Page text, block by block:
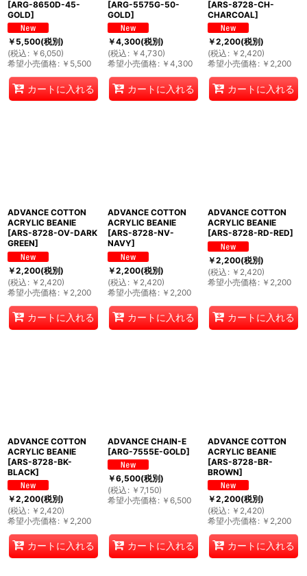
[ARG-8650D-45-
GOLD]
￥5,500(税別)
(税込 : ￥ 6,050)
希望小売価格: ￥ 5,500
カートに入れる
[ARG-5575G-50-
GOLD]
￥4,300(税別)
(税込 : ￥ 4,730)
希望小売価格: ￥ 4,300
カートに入れる
[ARS-8728-CH-
CHARCOAL]
￥2,200(税別)
(税込 : ￥ 2,420)
希望小売価格: ￥ 2,200
カートに入れる
ADVANCE COTTON
ACRYLIC BEANIE
[ARS-8728-OV-DARK
GREEN]
￥2,200(税別)
(税込 : ￥ 2,420)
希望小売価格: ￥ 2,200
カートに入れる
ADVANCE COTTON
ACRYLIC BEANIE
[ARS-8728-NV-
NAVY]
￥2,200(税別)
(税込 : ￥ 2,420)
希望小売価格: ￥ 2,200
カートに入れる
ADVANCE COTTON
ACRYLIC BEANIE
[ARS-8728-RD-RED]
￥2,200(税別)
(税込 : ￥ 2,420)
希望小売価格: ￥ 2,200
カートに入れる
ADVANCE COTTON
ACRYLIC BEANIE
[ARS-8728-BK-
BLACK]
￥2,200(税別)
(税込 : ￥ 2,420)
希望小売価格: ￥ 2,200
カートに入れる
ADVANCE CHAIN-E
[ARG-7555E-GOLD]
￥6,500(税別)
(税込 : ￥ 7,150)
希望小売価格: ￥ 6,500
カートに入れる
ADVANCE COTTON
ACRYLIC BEANIE
[ARS-8728-BR-
BROWN]
￥2,200(税別)
(税込 : ￥ 2,420)
希望小売価格: ￥ 2,200
カートに入れる